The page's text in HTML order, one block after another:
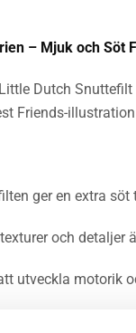
– Mjuk och Söt
Dutch Snuttefilt
Friends-
ger en extra söt
och detaljer
utveckla motorik